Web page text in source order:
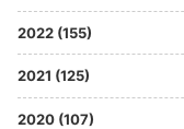
2022 (155)
2021 (125)
2020 (107)